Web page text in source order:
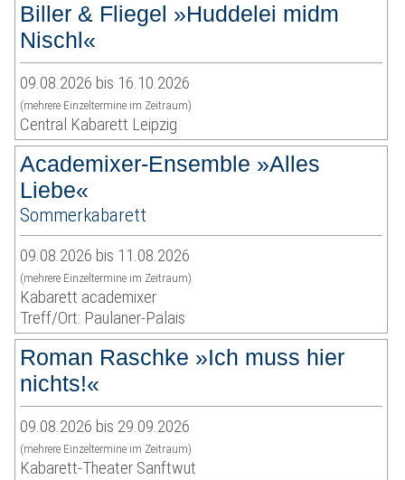
Biller & Fliegel »Huddelei midm
Nischl«
09.08.2026 bis 16.10.2026
(mehrere Einzeltermine im Zeitraum)
Central Kabarett Leipzig
Academixer-Ensemble »Alles
Liebe«
Sommerkabarett
09.08.2026 bis 11.08.2026
(mehrere Einzeltermine im Zeitraum)
Kabarett academixer
Treff/Ort: Paulaner-Palais
Roman Raschke »Ich muss hier
nichts!«
09.08.2026 bis 29.09.2026
(mehrere Einzeltermine im Zeitraum)
Kabarett-Theater Sanftwut